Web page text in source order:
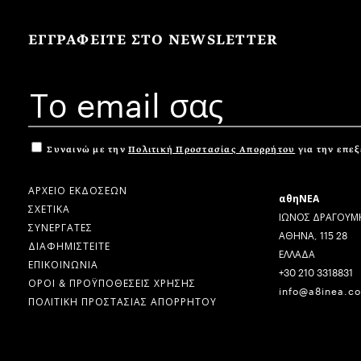
ΕΓΓΡΑΦΕΙΤΕ ΣΤΟ NEWSLETTER
Συναινώ με την Πολιτική Προστασίας Απορρήτου για την
ΑΡΧΕΙΟ ΕΚΔΟΣΕΩΝ
ΣΧΕΤΙΚΑ
ΣΥΝΕΡΓΑΤΕΣ
ΔΙΑΦΗΜΙΣΤΕΙΤΕ
ΕΠΙΚΟΙΝΩΝΙΑ
ΟΡΟΙ & ΠΡΟΫΠΟΘΕΣΕΙΣ ΧΡΗΣΗΣ
ΠΟΛΙΤΙΚΗ ΠΡΟΣΤΑΣΙΑΣ ΑΠΟΡΡΗΤΟΥ
αθηΝΕΑ
ΙΩΝΟΣ
ΑΘΗΝΑ, 115 28
ΕΛΛΑΔΑ
+30 210 3318831